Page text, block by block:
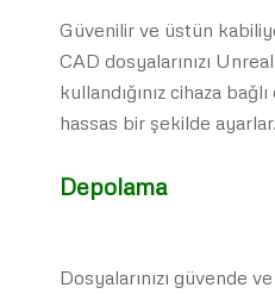
Güvenilir ve üstün
CAD dosyalarınızı
kullandığınız cihaza
hassas bir şekilde ayarlar.
Depolama
Dosyalarınızı güvende